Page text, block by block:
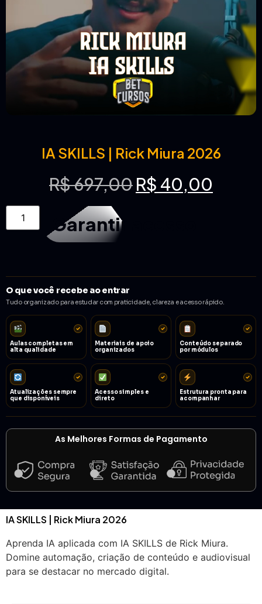
IA SKILLS | Rick Miura 2026
R$697,00R$ 40,00
Garantir acesso
O que você recebe ao entrar
Tudo organizado para estudar com praticidade, clareza e acesso rápido.
Aulas completas em
alta qualidade
Materiais de apoio
organizados
Conteúdo separado
por módulos
Atualizações sempre
que disponíveis
Acesso simples e
direto
Estrutura pronta para
acompanhar
As Melhores Formas de Pagamento
IA SKILLS | Rick Miura 2026
Aprenda IA aplicada com IA SKILLS de Rick Miura.
Domine automação, criação de conteúdo e audiovisual
para se destacar no mercado digital.